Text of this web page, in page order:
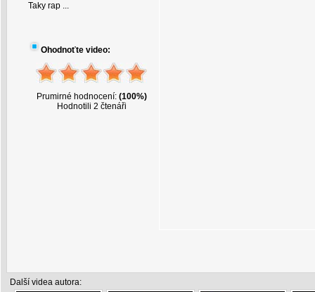
Taky rap ...
Ohodnoťte video:
Prumirné hodnocení: (100%)
Hodnotili 2 čtenáři
Další videa autora: